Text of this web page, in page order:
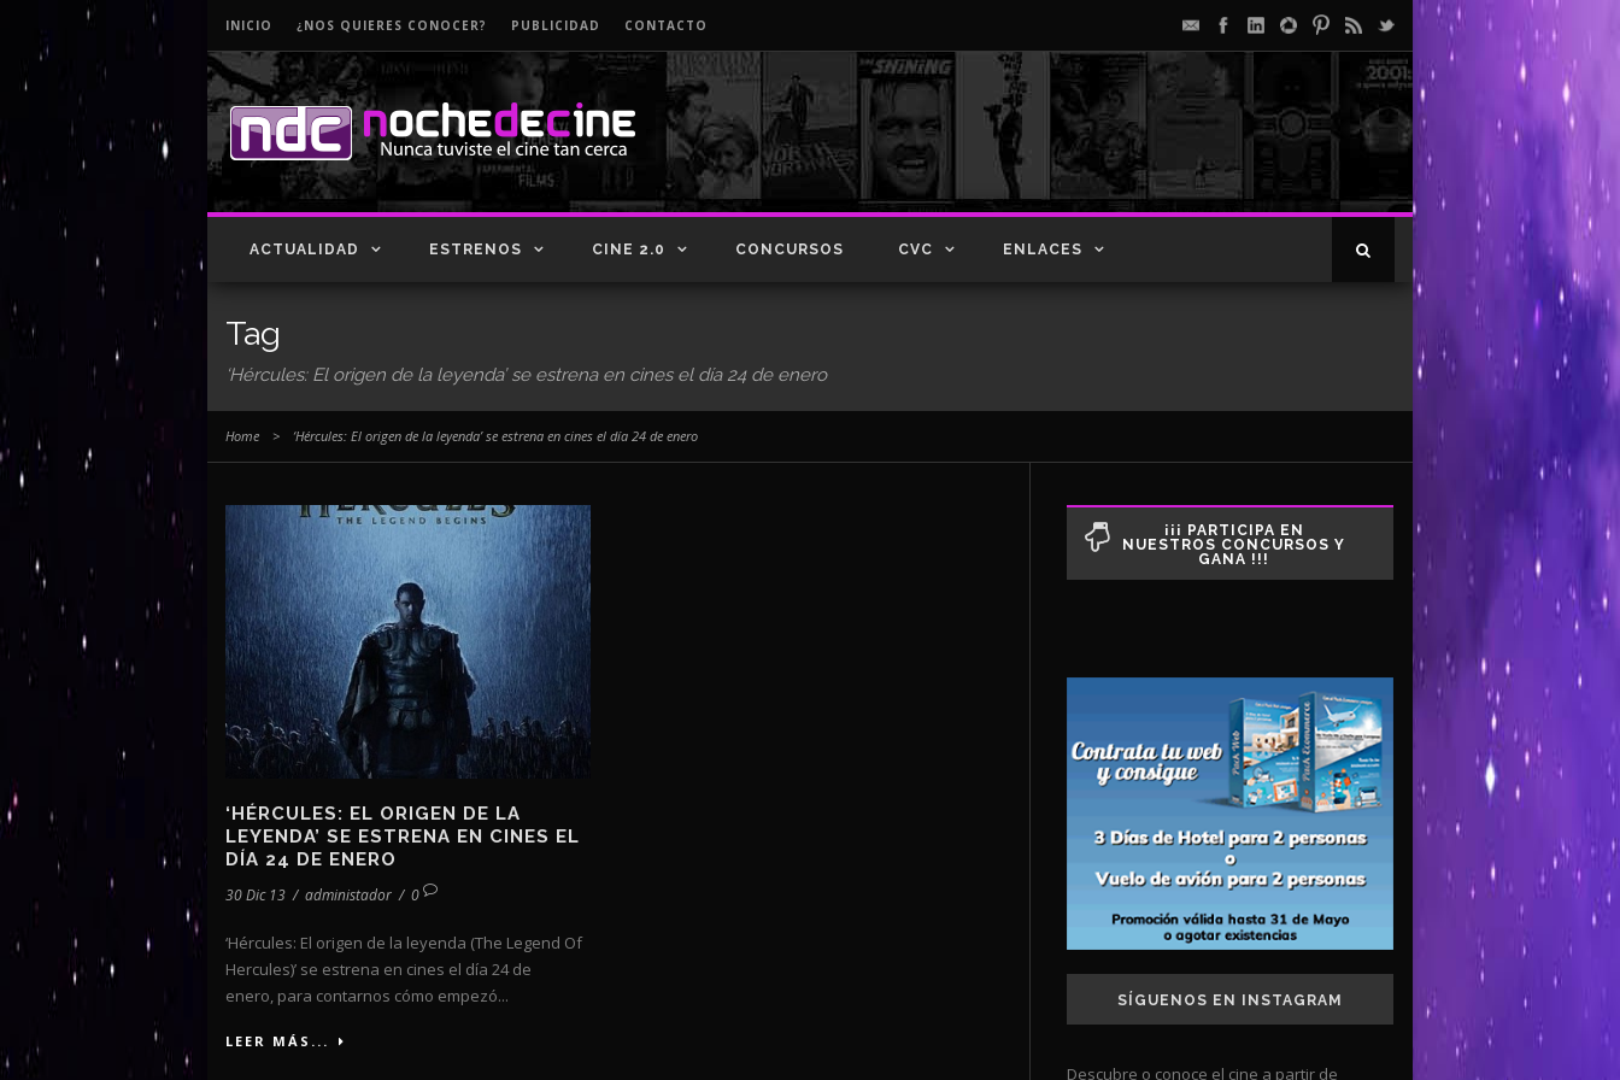
INICIO ¿NOS QUIERES CONOCER? PUBLICIDAD CONTACTO
ACTUALIDAD ESTRENOS CINE 2.0 CONCURSOS CVC ENLACES
Tag
‘Hércules: El origen de la leyenda’ se estrena en cines el día 24 de enero
Home > ‘Hércules: El origen de la leyenda’ se estrena en cines el día 24 de enero
‘HÉRCULES: EL ORIGEN DE LA
LEYENDA’ SE ESTRENA EN CINES EL
DÍA 24 DE ENERO
30 Dic 13 / administador / 0
‘Hércules: El origen de la leyenda (The Legend Of
Hercules)’ se estrena en cines el día 24 de
enero, para contarnos cómo empezó...
LEER MÁS...
¡¡¡ PARTICIPA EN
NUESTROS CONCURSOS Y
GANA !!!
SÍGUENOS EN INSTAGRAM
Descubre o conoce el cine a partir de